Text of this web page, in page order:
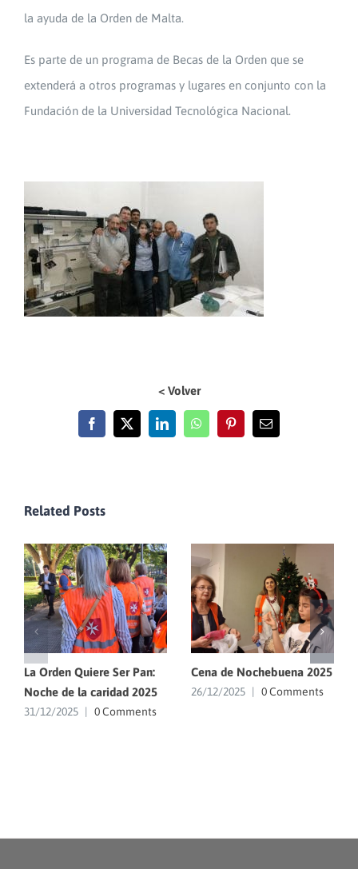
la ayuda de la Orden de Malta.
Es parte de un programa de Becas de la Orden que se
extenderá a otros programas y lugares en conjunto con la
Fundación de la Universidad Tecnológica Nacional.
< Volver
Facebook
X LinkedInWhatsAppPinterestEmail
Related Posts
La Orden Quiere Ser Pan:
Noche de la caridad 2025
31/12/2025 0 Comments
Cena de Nochebuena 2025
26/12/2025 0 Comments